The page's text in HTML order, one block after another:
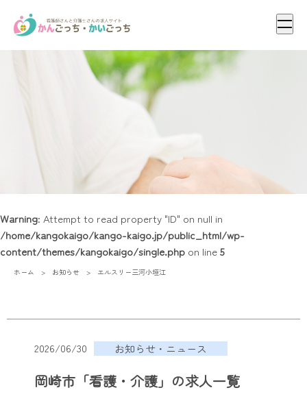
メニ
Warning: Attempt to read property "ID" on null in
/home/kangokaigo/kango-kaigo.jp/public_html/wp-
content/themes/kangokaigo/single.php on line5
ホーム お知らせ エルスリー三河小垣江
2026/06/30 お知らせ・ニュース
岡崎市「看護・介護」の求人一覧